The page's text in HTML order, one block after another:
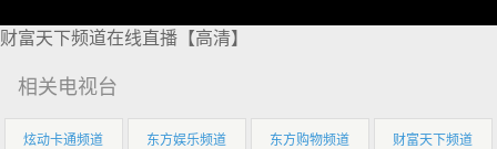
财富天下频道在线直播【高清】
相关电视台
炫动卡通频道 东方娱乐频道 东方购物频道 财富天下频道